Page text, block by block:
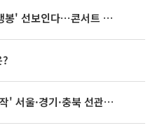
빅뱅, 20주년 기념 '새 뱅봉' 선보인다⋯콘서트 앞두고 팝업 개최
기·충북 선관위 등 추가 압수수색